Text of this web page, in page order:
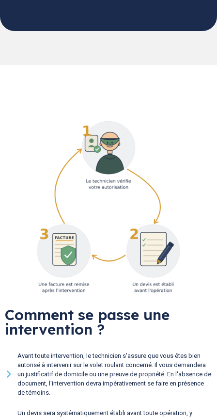
Comment se passe une
intervention ?
Avant toute intervention, le technicien s'assure que vous êtes bien
autorisé à intervenir sur le volet roulant concerné. Il vous demandera
un justificatif de domicile ou une preuve de propriété. En l'absence de
document, l'intervention devra impérativement se faire en présence
de témoins.
Un devis sera systématiquement établi avant toute opération, y